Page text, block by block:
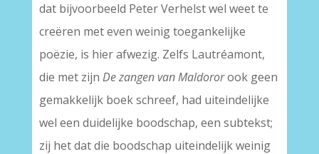
dat bijvoorbeeld Peter Verhelst wel weet te
creëren met even weinig toegankelijke
poëzie, is hier afwezig. Zelfs Lautréamont,
die met zijn De zangen van Maldororook geen
gemakkelijk boek schreef, had uiteindelijke
wel een duidelijke boodschap, een subtekst;
zij het dat die boodschap uiteindelijk weinig